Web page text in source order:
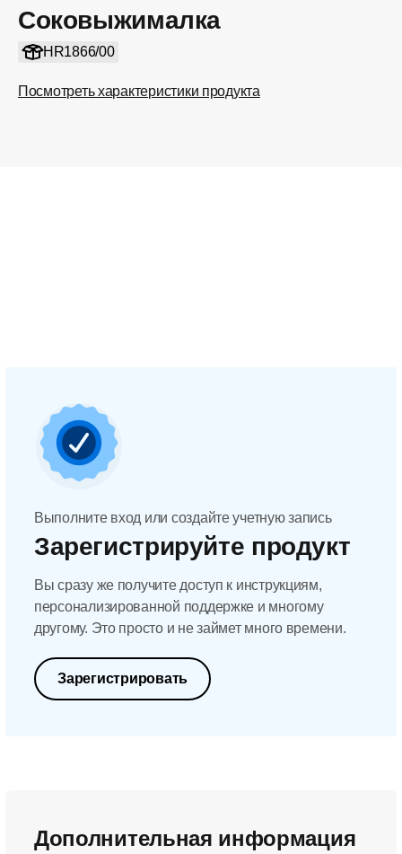
Соковыжималка
HR1866/00
Посмотреть характеристики продукта
Выполните вход или создайте учетную запись
Зарегистрируйте продукт
Вы сразу же получите доступ к инструкциям,
персонализированной поддержке и многому
другому. Это просто и не займет много времени.
Зарегистрировать
Дополнительная информация